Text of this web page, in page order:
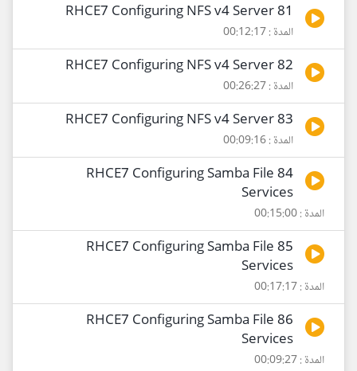
81 RHCE7 Configuring NFS v4 Server
المدة : 00:12:17
82 RHCE7 Configuring NFS v4 Server
المدة : 00:26:27
83 RHCE7 Configuring NFS v4 Server
المدة : 00:09:16
84 RHCE7 Configuring Samba File
Services
المدة : 00:15:00
85 RHCE7 Configuring Samba File
Services
المدة : 00:17:17
86 RHCE7 Configuring Samba File
Services
المدة : 00:09:27